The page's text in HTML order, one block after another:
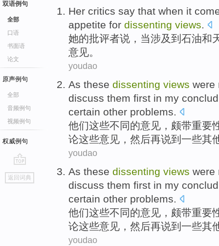
双语例句
全部
口语
书面语
论文
原声例句
全部
音频例句
视频例句
权威例句
go
top
返回词典
Her critics say that when it
appetite for dissenting views.
她的批评者说 ， 当涉及到 石油和
意见。
youdao
As these dissenting views were
discuss them first in my
certain other problems.
他们这些不同的意见 ， 颇带重要
论这些意见， 然后再说到 一些其
youdao
As these dissenting views were
discuss them first in my
certain other problems
他们这些不同的意见 ， 颇带重要
论这些意见， 然后再说到 一些其
youdao